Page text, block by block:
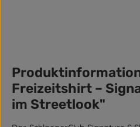
Freizeitshirt –
im Streetlook"